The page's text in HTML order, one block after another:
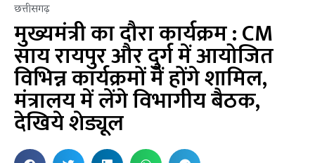
छत्तीसगढ़
मुख्यमंत्री का दौरा कार्यक्रम : CM
साय रायपुर और दुर्ग में आयोजित
विभिन्न कार्यक्रमों में होंगे शामिल,
मंत्रालय में लेंगे विभागीय बैठक,
देखिये शेड्यूल